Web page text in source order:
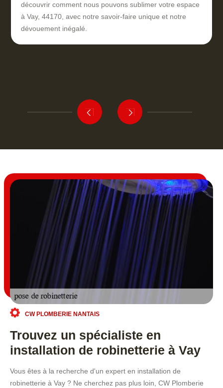
découvrir comment nous pouvons sublimer votre espace
à Vay, 44170, avec notre savoir-faire unique et notre
dévouement inégalé.
CW PLOMBERIE NANTAIS
Trouvez un spécialiste en
installation de robinetterie à Vay
Vous êtes à la recherche d'un expert en installation de
robinetterie à Vay ? Ne cherchez pas plus loin, CW Plomberie